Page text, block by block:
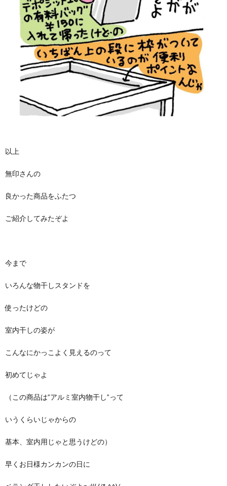
以上
無印さんの
良かった商品をふたつ
ご紹介してみたぞよ
今まで
いろんな物干しスタンドを
使ったけどの
室内干しの姿が
こんなにかっこよく見えるのって
初めてじゃよ
（この商品は”アルミ室内物干し”って
いうくらいじゃからの
基本、室内用じゃと思うけどの）
早くお日様カンカンの日に